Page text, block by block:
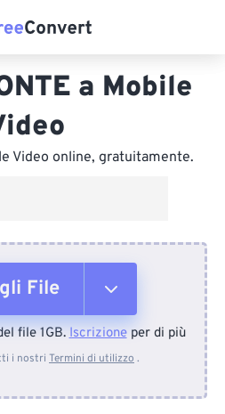
a Mobile
Video online, gratuitamente.
File
dispositivo
file 1GB.Iscrizioneper di più
i nostri Termini di utilizzo .